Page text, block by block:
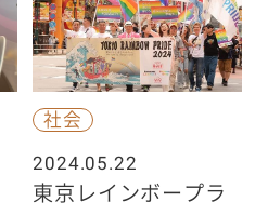
社会
2024.05.22
東京レインボープラ